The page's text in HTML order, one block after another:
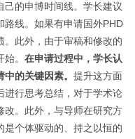
己的申博时间线。学长建议
路线。如果有申请国外PHD
。此外，由于审稿和修改的
。 在申请过程中，学长认
的关键因素。 提升这方面
进行思考总结，对于学术论
改。此外，与导师在研究方
是个体驱动的、持之以恒的